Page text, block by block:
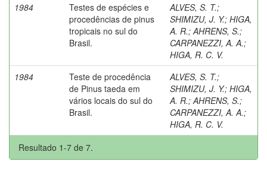
1984
Testes de espécies e
procedências de pinus
tropicais no sul do
Brasil.
ALVES, S. T.;
SHIMIZU, J. Y.; HIGA,
A. R.; AHRENS, S.;
CARPANEZZI, A. A.;
HIGA, R. C. V.
1984
Teste de procedência
de Pinus taeda em
vários locais do sul do
Brasil.
ALVES, S. T.;
SHIMIZU, J. Y.; HIGA,
A. R.; AHRENS, S.;
CARPANEZZI, A. A.;
HIGA, R. C. V.
Resultado 1-7 de 7.